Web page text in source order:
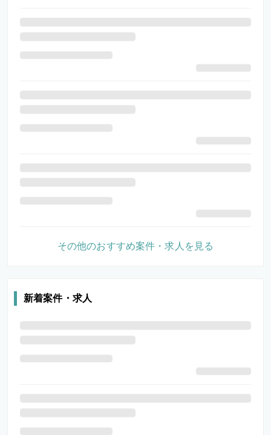
その他のおすすめ案件・求人を見る
新着案件・求人